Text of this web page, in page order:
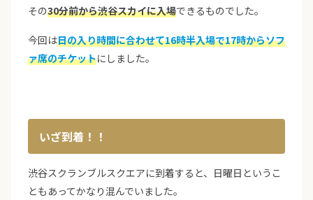
その30分前から渋谷スカイに入場できるものでした。
今回は日の入り時間に合わせて16時半入場で17時からソフ
ァ席のチケットにしました。
いざ到着！！
渋谷スクランブルスクエアに到着すると、日曜日というこ
ともあってかなり混んでいました。